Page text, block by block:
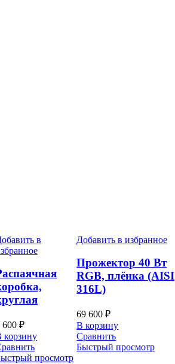
в
600 ₽
корзину
просмотр
Добавить в избранное
Прожектор 40 Вт
RGB, плёнка (AISI
316L)
69 600₽
В корзину
Сравнить
Быстрый просмотр